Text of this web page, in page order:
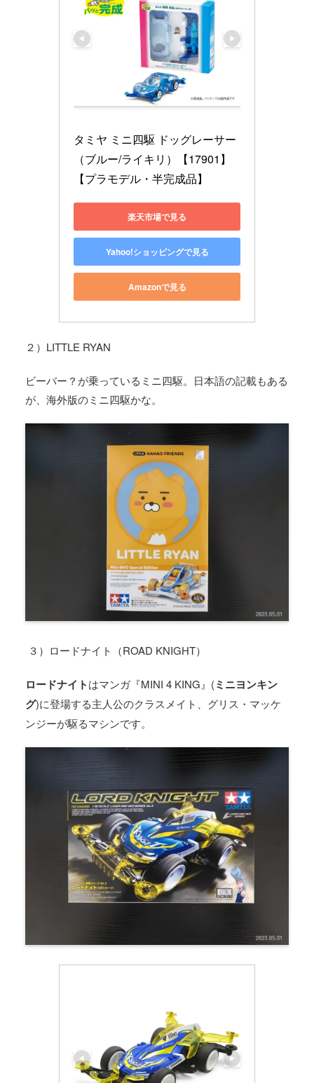
タミヤ ミニ四駆 ドッグレーサー
（ブルー/ライキリ）【17901】
【プラモデル・半完成品】
楽天市場で見る
Yahoo!ショッピングで見る
Amazonで見る
２）LITTLE RYAN
ビーバー？が乗っているミニ四駆。日本語の記載もある
が、海外版のミニ四駆かな。
３）ロードナイト（ROAD KNIGHT）
ロードナイトはマンガ『MINI 4 KING 』 (ミニヨンキン
グ)に登場する主人公のクラスメイト、グリス・マッケ
ンジーが駆るマシンです。